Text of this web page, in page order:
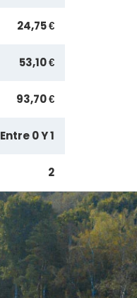
24,75 €
53,10 €
93,70 €
Entre 0 Y 1
2